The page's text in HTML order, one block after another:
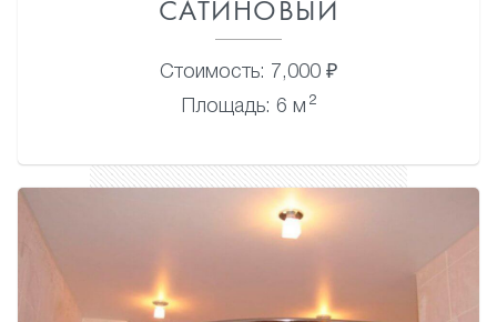
САТИНОВЫЙ
Стоимость: 7,000 ₽
Площадь: 6 м 2